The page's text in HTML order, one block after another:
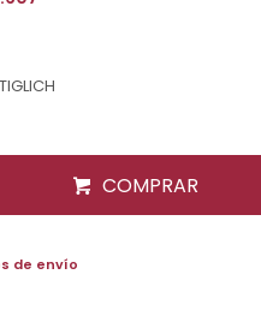
COMPRAR
de envío